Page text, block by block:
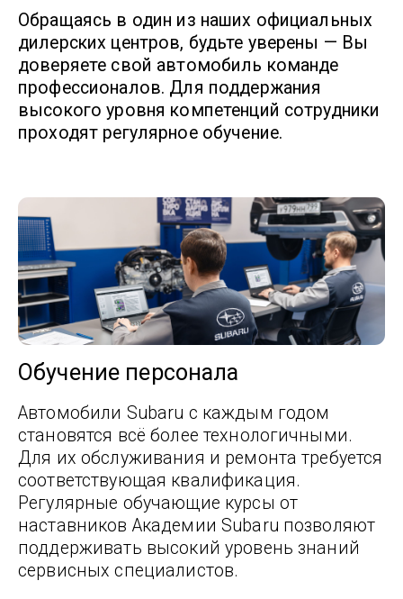
Обращаясь в один из наших официальных
дилерских центров, будьте уверены — Вы
доверяете свой автомобиль команде
профессионалов. Для поддержания
высокого уровня компетенций сотрудники
проходят регулярное обучение.
Обучение персонала
Автомобили Subaru с каждым годом
становятся всё более технологичными.
Для их обслуживания и ремонта требуется
соответствующая квалификация.
Регулярные обучающие курсы от
наставников Академии Subaru позволяют
поддерживать высокий уровень знаний
сервисных специалистов.